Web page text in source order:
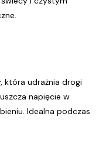
która udrażnia drogi
napięcie w
Idealna podczas